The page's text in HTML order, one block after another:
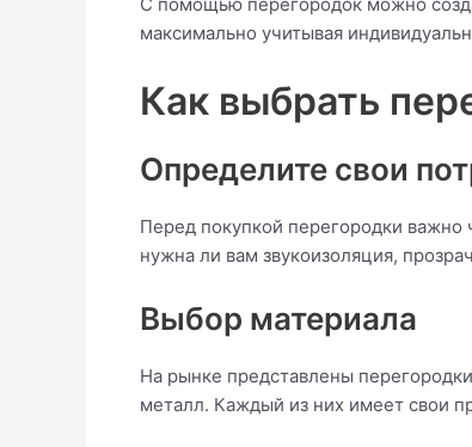
максимально учитывая
Как выбрать
Определите свои
Перед покупкой перегородки важно
нужна ли вам звукоизоляция,
Выбор материала
На рынке представлены
металл. Каждый из них имеет свои